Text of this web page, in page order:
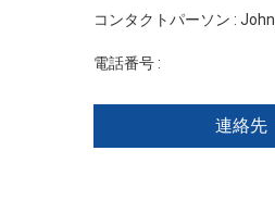
コンタクトパーソン : John
電話番号 :
連絡先